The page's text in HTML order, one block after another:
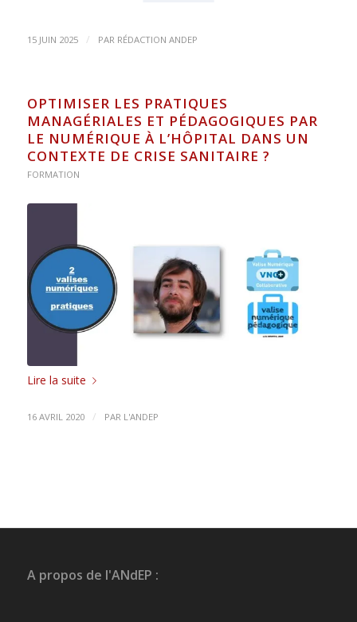
15 JUIN 2025 / PAR RÉDACTION ANDEP
OPTIMISER LES PRATIQUES
MANAGÉRIALES ET PÉDAGOGIQUES PAR
LE NUMÉRIQUE À L’HÔPITAL DANS UN
CONTEXTE DE CRISE SANITAIRE ?
FORMATION
Lire la suite
16 AVRIL 2020 / PAR L'ANDEP
A propos de l'ANdEP :